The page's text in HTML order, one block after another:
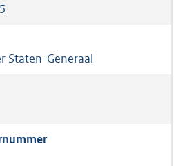
Staten-Generaal